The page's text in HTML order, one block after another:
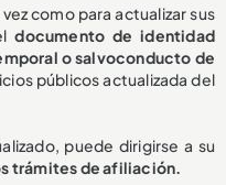
como para actualizar sus
documento de identidad
o salvoconducto de
públicos actualizada del
puede dirigirse a su
trámites de afiliación.